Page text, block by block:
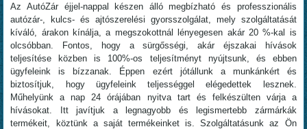
Az AutóZár éjjel-nappal készen álló megbízható és professzionális
autózár-, kulcs- és ajtószerelési gyorsszolgálat, mely szolgáltatását
kíváló, árakon kínálja, a megszokottnál lényegesen akár 20 %-kal is
olcsóbban. Fontos, hogy a sürgősségi, akár éjszakai hívások
teljesítése közben is 100%-os teljesítményt nyújtsunk, és ebben
ügyfeleink is bízzanak. Éppen ezért jótállunk a munkánkért és
biztosítjuk, hogy ügyfeleink teljességgel elégedettek lesznek.
Műhelyünk a nap 24 órájában nyitva tart és felkészülten várja a
hívásokat. Itt javítjuk a legnagyobb és legismertebb zármárkák
termékeit, köztünk a saját termékeinket is. Szolgáltatásunk az Ön